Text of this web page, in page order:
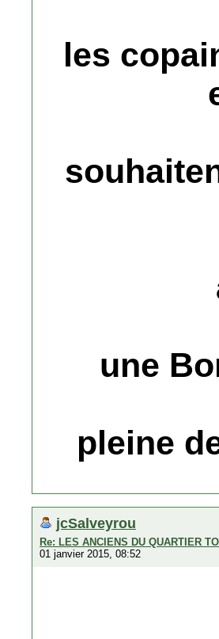
les
une
pleine
jcSalveyrou
Re: LES ANCIENS DU QUARTIER
01 janvier 2015, 08:52